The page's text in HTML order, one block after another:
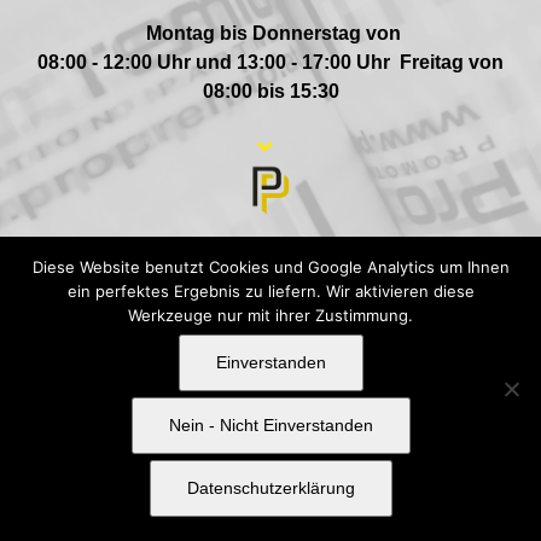
Montag bis Donnerstag von
08:00 - 12:00 Uhr und 13:00 - 17:00 Uhr Freitag von
08:00 bis 15:30
Copyright 2019 ProPremio
Facebook
Diese Website benutzt Cookies und Google Analytics um Ihnen
ein perfektes Ergebnis zu liefern. Wir aktivieren diese
Werkzeuge nur mit ihrer Zustimmung.
Einverstanden
Nein - Nicht Einverstanden
Datenschutzerklärung